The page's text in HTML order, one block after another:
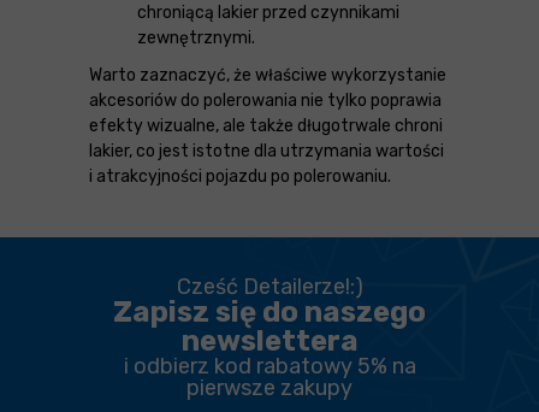
chroniącą lakier przed czynnikami
zewnętrznymi.
Warto zaznaczyć, że właściwe wykorzystanie
akcesoriów do polerowania nie tylko poprawia
efekty wizualne, ale także długotrwale chroni
lakier, co jest istotne dla utrzymania wartości
i atrakcyjności pojazdu po polerowaniu.
Cześć Detailerze!:)
Zapisz się do naszego
newslettera
i odbierz kod rabatowy 5% na
pierwsze zakupy